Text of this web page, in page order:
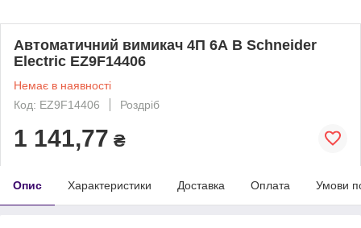
Автоматичний вимикач 4П 6А В Schneider
Electric EZ9F14406
Немає в наявності
Код: EZ9F14406
Роздріб
1 141,77 ₴
Опис Характеристики Доставка Оплата Умови